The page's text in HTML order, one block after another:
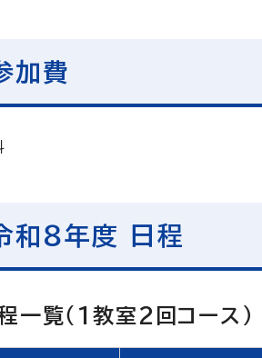
加費
和８年度 日程
一覧（1教室2回コース）